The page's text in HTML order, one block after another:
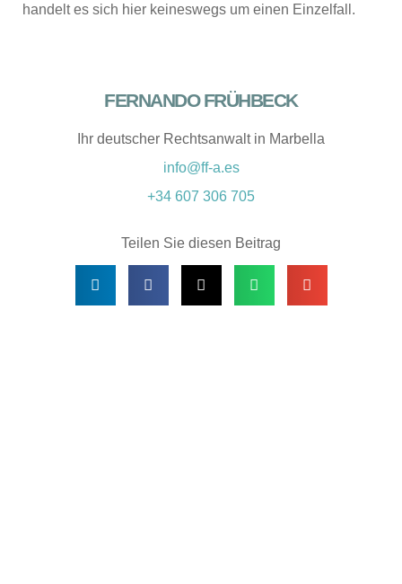
handelt es sich hier keineswegs um einen Einzelfall.
FERNANDO FRÜHBECK
Ihr deutscher Rechtsanwalt in Marbella
info@ff-a.es
+34 607 306 705
Teilen Sie diesen Beitrag